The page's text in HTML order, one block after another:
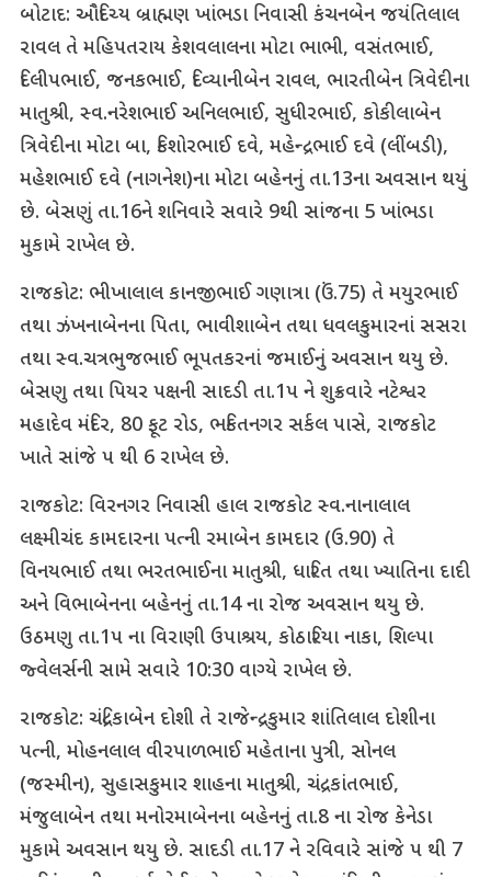
બોટાદ: ઔદિચ્ય બ્રાહ્મણ ખાંભડા નિવાસી કંચનબેન જયંતિલાલ
રાવલ તે મહિપતરાય કેશવલાલના મોટા ભાભી, વસંતભાઈ,
દિલીપભાઈ, જનકભાઈ, દિવ્યાનીબેન રાવલ, ભારતીબેન ત્રિવેદીના
માતુશ્રી, સ્વ.નરેશભાઈ અનિલભાઈ, સુધીરભાઈ, કોકીલાબેન
ત્રિવેદીના મોટા બા, કિશોરભાઈ દવે, મહેન્દ્રભાઈ દવે (લીંબડી),
મહેશભાઈ દવે (નાગનેશ)ના મોટા બહેનનું તા.13ના અવસાન થયું
છે. બેસણું તા.16ને શનિવારે સવારે 9થી સાંજના 5 ખાંભડા
મુકામે રાખેલ છે.
રાજકોટ: ભીખાલાલ કાનજીભાઈ ગણાત્રા (ઉં.75) તે મયુરભાઈ
તથા ઝંખનાબેનના પિતા, ભાવીશાબેન તથા ધવલકુમારનાં સસરા
તથા સ્વ.ચત્રભુજભાઈ ભૂપતકરનાં જમાઈનું અવસાન થયુ છે.
બેસણુ તથા પિયર પક્ષની સાદડી તા.1પ ને શુક્રવારે નટેશ્વર
મહાદેવ મંદિર, 80 ફૂટ રોડ, ભકિતનગર સર્કલ પાસે, રાજકોટ
ખાતે સાંજે પ થી 6 રાખેલ છે.
રાજકોટ: વિરનગર નિવાસી હાલ રાજકોટ સ્વ.નાનાલાલ
લક્ષ્મીચંદ કામદારના પત્ની રમાબેન કામદાર (ઉ.90) તે
વિનયભાઈ તથા ભરતભાઈના માતુશ્રી, ધારિત તથા ખ્યાતિના દાદી
અને વિભાબેનના બહેનનું તા.14 ના રોજ અવસાન થયુ છે.
ઉઠમણુ તા.1પ ના વિરાણી ઉપાશ્રય, કોઠારિયા નાકા, શિલ્પા
જ્વેલર્સની સામે સવારે 10:30 વાગ્યે રાખેલ છે.
રાજકોટ: ચંદ્રિકાબેન દોશી તે રાજેન્દ્રકુમાર શાંતિલાલ દોશીના
પત્ની, મોહનલાલ વીરપાળભાઈ મહેતાના પુત્રી, સોનલ
(જસ્મીન), સુહાસકુમાર શાહના માતુશ્રી, ચંદ્રકાંતભાઈ,
મંજુલાબેન તથા મનોરમાબેનના બહેનનું તા.8 ના રોજ કેનેડા
મુકામે અવસાન થયુ છે. સાદડી તા.17 ને રવિવારે સાંજે પ થી 7